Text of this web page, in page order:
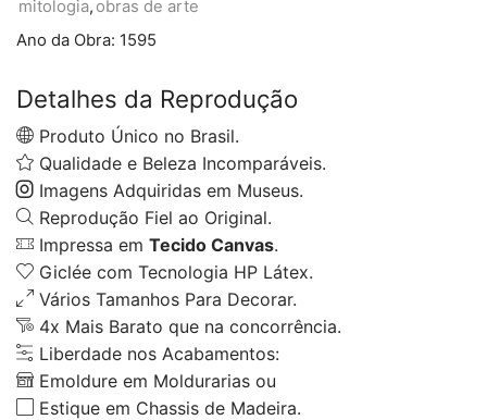
mitologia, obras de arte
Ano da Obra: 1595
Detalhes da Reprodução
Produto Único no Brasil.
Qualidade e Beleza Incomparáveis.
Imagens Adquiridas em Museus.
Reprodução Fiel ao Original.
Impressa em Tecido Canvas.
Giclée com Tecnologia HP Látex.
Vários Tamanhos Para Decorar.
4x Mais Barato que na concorrência.
Liberdade nos Acabamentos:
Emoldure em Moldurarias ou
Estique em Chassis de Madeira.